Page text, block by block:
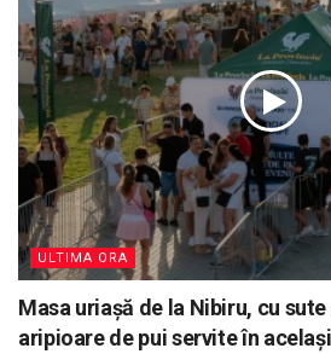
ULTIMA ORA
Masa uriașă de la Nibiru, cu
aripioare de pui servite în